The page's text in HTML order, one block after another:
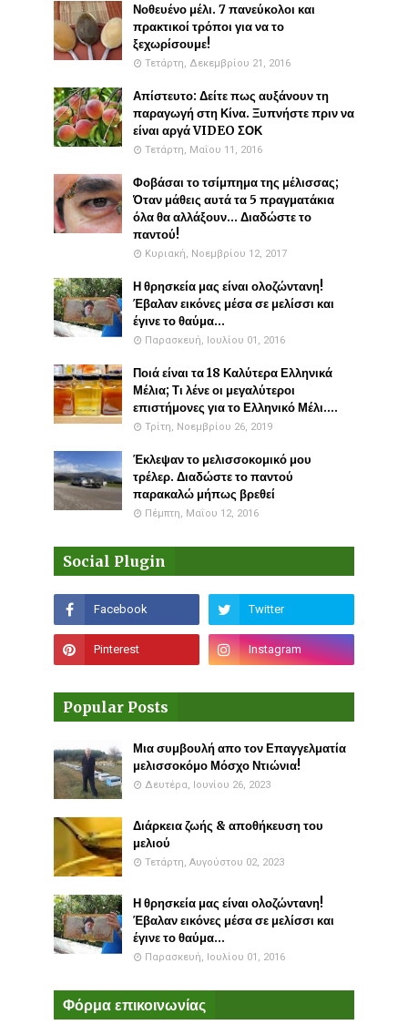
Νοθευένο μέλι. 7 πανεύκολοι και
πρακτικοί τρόποι για να το
ξεχωρίσουμε!
Τετάρτη, Δεκεμβρίου 21, 2016
Απίστευτο: Δείτε πως αυξάνουν τη
παραγωγή στη Κίνα. Ξυπνήστε πριν να
είναι αργά VIDEO ΣΟΚ
Τετάρτη, Μαΐου 11, 2016
Φοβάσαι το τσίμπημα της μέλισσας;
Όταν μάθεις αυτά τα 5 πραγματάκια
όλα θα αλλάξουν... Διαδώστε το
παντού!
Κυριακή, Νοεμβρίου 12, 2017
Η θρησκεία μας είναι ολοζώντανη!
Έβαλαν εικόνες μέσα σε μελίσσι και
έγινε το θαύμα...
Παρασκευή, Ιουλίου 01, 2016
Ποιά είναι τα 18 Καλύτερα Ελληνικά
Μέλια; Τι λένε οι μεγαλύτεροι
επιστήμονες για το Ελληνικό Μέλι....
Τρίτη, Νοεμβρίου 26, 2019
Έκλεψαν το μελισσοκομικό μου
τρέλερ. Διαδώστε το παντού
παρακαλώ μήπως βρεθεί
Πέμπτη, Μαΐου 12, 2016
Social Plugin
Popular Posts
Μια συμβουλή απο τον Επαγγελματία
μελισσοκόμο Μόσχο Ντιώνια!
Δευτέρα, Ιουνίου 26, 2023
Διάρκεια ζωής & αποθήκευση του
μελιού
Τετάρτη, Αυγούστου 02, 2023
Η θρησκεία μας είναι ολοζώντανη!
Έβαλαν εικόνες μέσα σε μελίσσι και
έγινε το θαύμα...
Παρασκευή, Ιουλίου 01, 2016
Φόρμα επικοινωνίας